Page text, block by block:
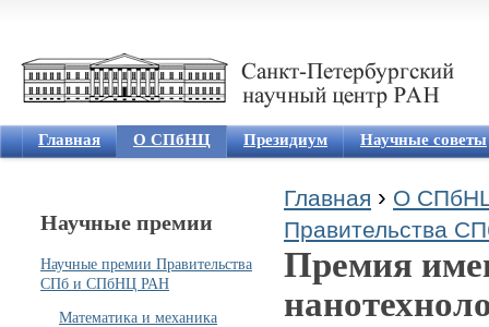
Главная О СПбНЦ Президиум Научные советы
Вы здесь
Главная › О
Правительства
Премия
Научные премии
Научные премии Правительства
СПб и СПбНЦ РАН
Математика и механика